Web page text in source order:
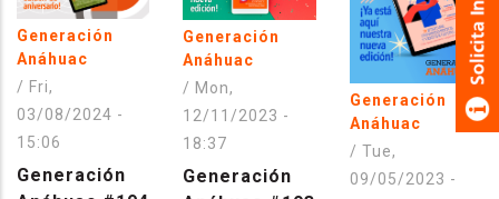
Generación
Anáhuac
/ Fri,
03/08/2024 -
15:06
Generación
Generación
Anáhuac
/ Mon,
12/11/2023 -
18:37
Generación
Generación
Anáhuac
/ Tue,
09/05/2023 -